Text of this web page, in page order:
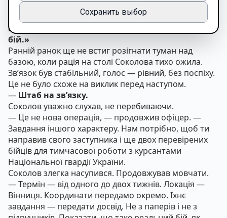
Глава 49. Майбутні бійці
«Справжній командир залишає після себе не
спогади — він залишає тих, хто продовжить
бій.»
Ранній ранок ще не встиг розігнати туман над
базою, коли рація на столі Соколова тихо ожила.
Зв’язок був стабільний, голос — рівний, без поспіху.
Це не було схоже на виклик перед наступом.
— Штаб на зв’язку.
Соколов уважно слухав, не перебиваючи.
— Це не нова операція, — продовжив офіцер. —
Завдання іншого характеру. Нам потрібно, щоб ти
направив свого заступника і ще двох перевірених
бійців для тимчасової роботи з курсантами
Національної гвардії України.
Соколов злегка насупився. Продовжував мовчати.
— Термін — від одного до двох тижнів. Локація —
Вінниця. Координати передамо окремо. Їхнє
завдання — передати досвід. Не з паперів і не з
Сохранить выбор